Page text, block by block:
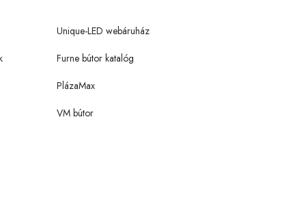
Unique-LED webáruház
Furne bútor katalóg
PlázaMax
VM bútor